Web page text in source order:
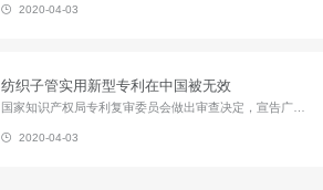
2020-04-03
纺织子管实用新型专利在中国被无效
国家知识产权局专利复审委员会做出审查决定，宣告广州市通柏通信设备有限公司的201220229261.7号实用新型专利相对于先前技术不具备创造性，全部无效。 该实用新型专利于2012年申请并命名为“光电缆保护管”，其实和通信行业常用的纺织子管相关。 在广州通柏的实用新型专利被无效后不久，于12月25日，专利复审委员会再次做出审查决定，宣告常州南玻复合材料有限公司的2012204928...
2020-04-03